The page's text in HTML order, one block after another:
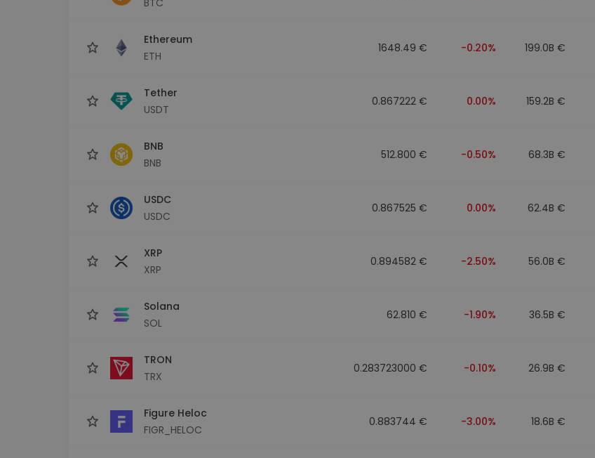
Ethereum
ETH
1648.49 € -0.20% 199.0B €
Tether
USDT
0.867222 € 0.00% 159.2B €
BNB
BNB
512.800 € -0.50% 68.3B €
USDC
USDC
0.867525 € 0.00% 62.4B €
XRP
XRP
0.894582 € -2.50% 56.0B €
Solana
SOL
62.810 € -1.90% 36.5B €
TRON
TRX
0.283723000 € -0.10% 26.9B €
Figure Heloc
FIGR_HELOC
0.883744 € -3.00% 18.6B €